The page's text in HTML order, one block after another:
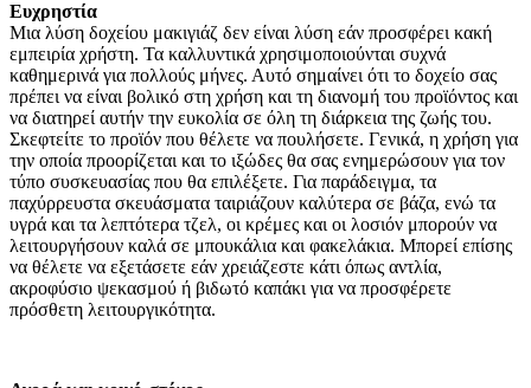
Ευχρηστία
Μια λύση δοχείου μακιγιάζ δεν είναι λύση εάν προσφέρει κακή
εμπειρία χρήστη. Τα καλλυντικά χρησιμοποιούνται συχνά
καθημερινά για πολλούς μήνες. Αυτό σημαίνει ότι το δοχείο σας
πρέπει να είναι βολικό στη χρήση και τη διανομή του προϊόντος και
να διατηρεί αυτήν την ευκολία σε όλη τη διάρκεια της ζωής του.
Σκεφτείτε το προϊόν που θέλετε να πουλήσετε. Γενικά, η χρήση για
την οποία προορίζεται και το ιξώδες θα σας ενημερώσουν για τον
τύπο συσκευασίας που θα επιλέξετε. Για παράδειγμα, τα
παχύρρευστα σκευάσματα ταιριάζουν καλύτερα σε βάζα, ενώ τα
υγρά και τα λεπτότερα τζελ, οι κρέμες και οι λοσιόν μπορούν να
λειτουργήσουν καλά σε μπουκάλια και φακελάκια. Μπορεί επίσης
να θέλετε να εξετάσετε εάν χρειάζεστε κάτι όπως αντλία,
ακροφύσιο ψεκασμού ή βιδωτό καπάκι για να προσφέρετε
πρόσθετη λειτουργικότητα.